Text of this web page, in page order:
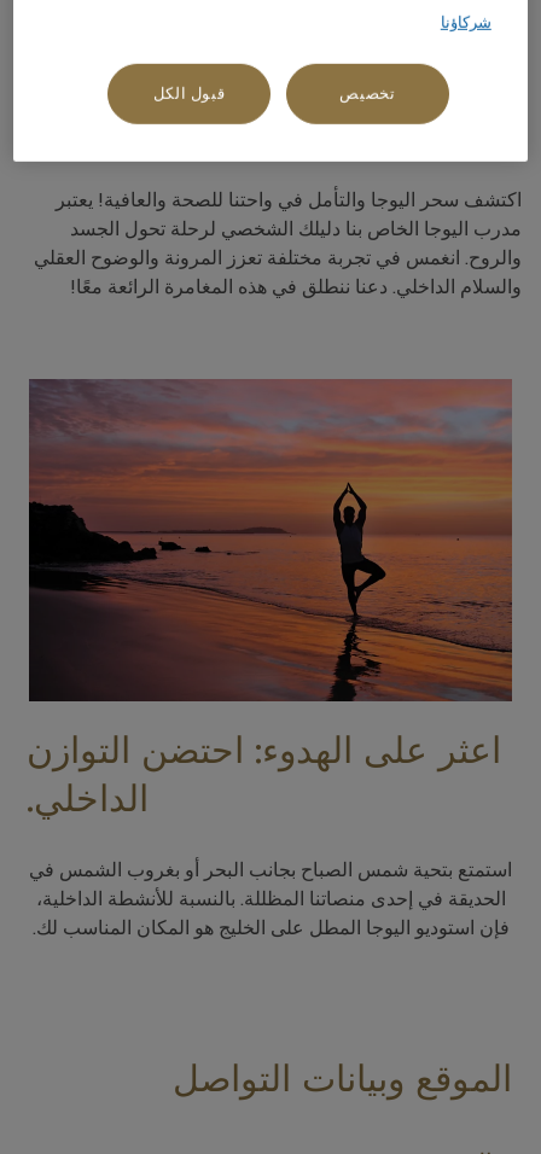
اكتشف نفسك من جديد
اكتشف سحر اليوجا والتأمل في واحتنا للصحة والعافية! يعتبر
مدرب اليوجا الخاص بنا دليلك الشخصي لرحلة تحول الجسد
والروح. انغمس في تجربة مختلفة تعزز المرونة والوضوح العقلي
والسلام الداخلي. دعنا ننطلق في هذه المغامرة الرائعة معًا!
اعثر على الهدوء: احتضن التوازن
الداخلي.
استمتع بتحية شمس الصباح بجانب البحر أو بغروب الشمس في
الحديقة في إحدى منصاتنا المظللة. بالنسبة للأنشطة الداخلية،
فإن استوديو اليوجا المطل على الخليج هو المكان المناسب لك.
الموقع وبيانات التواصل
شركاؤنا
تخصيص قبول الكل